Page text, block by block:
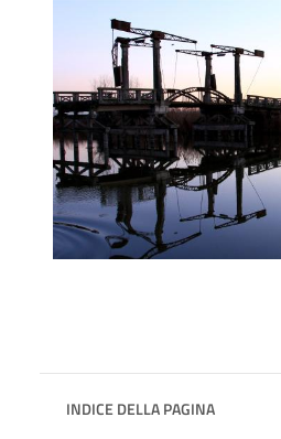
INDICE DELLA PAGINA